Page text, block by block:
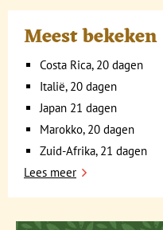
Meest bekeken
Costa Rica, 20 dagen
Italië, 20 dagen
Japan 21 dagen
Marokko, 20 dagen
Zuid-Afrika, 21 dagen
Lees meer